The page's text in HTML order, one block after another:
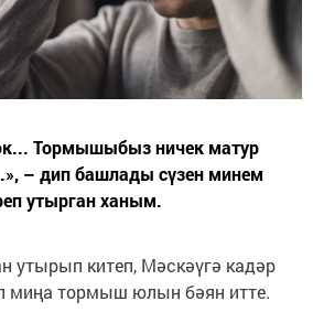
Тормышыбыз ничек матур
– дип башлады сүзен минем
утырган ханым.
утырып китеп, Мәскәүгә кадәр
миңа тормыш юлын бәян итте.